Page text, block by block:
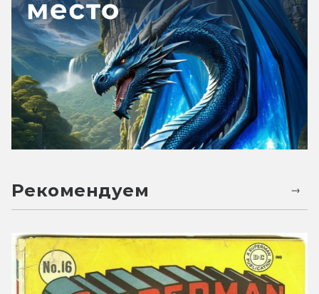
Рекомендуем